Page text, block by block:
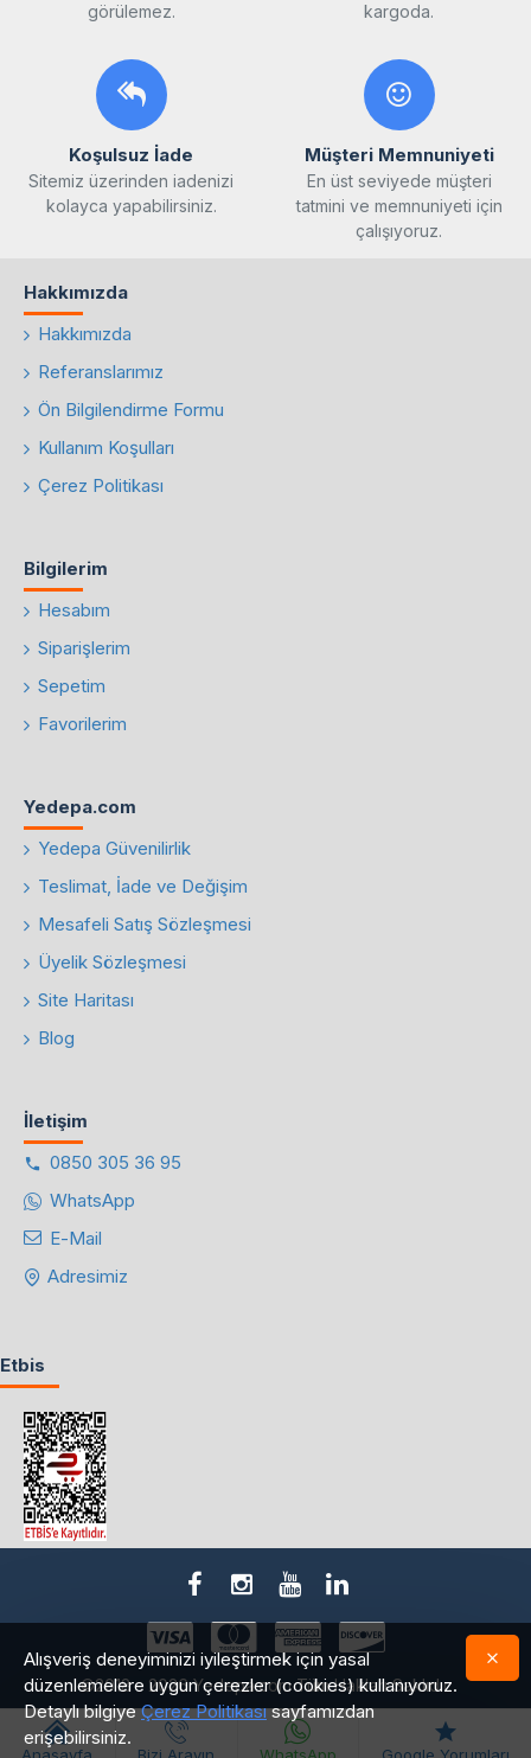
Alışveriş deneyiminizi iyileştirmek için yasal
düzenlemelere uygun çerezler (cookies) kullanıyoruz.
Detaylı bilgiyeÇerez Politikasısayfamızdan
erişebilirsiniz.
görülemez.
kargoda.
Koşulsuz İade
Sitemiz üzerinden iadenizi
kolayca yapabilirsiniz.
Müşteri Memnuniyeti
En üst seviyede müşteri
tatmini ve memnuniyeti için
çalışıyoruz.
Hakkımızda
Hakkımızda
Referanslarımız
Ön Bilgilendirme Formu
Kullanım Koşulları
Çerez Politikası
Bilgilerim
Hesabım
Siparişlerim
Sepetim
Favorilerim
Yedepa.com
Yedepa Güvenilirlik
Teslimat, İade ve Değişim
Mesafeli Satış Sözleşmesi
Üyelik Sözleşmesi
Site Haritası
Blog
İletişim
0850 305 36 95
WhatsApp
E-Mail
Adresimiz
Etbis
©2018 - 2026 Yedepa.com Tüm Hakları Saklıdır.